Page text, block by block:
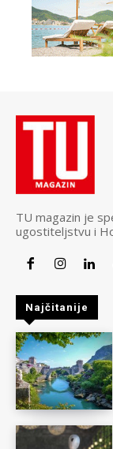
TU magazin je
ugostiteljstvu i
Najčitanije